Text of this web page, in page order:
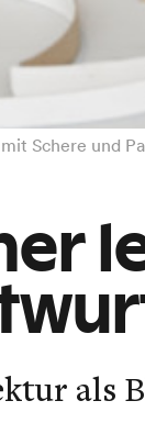
Schere und
als